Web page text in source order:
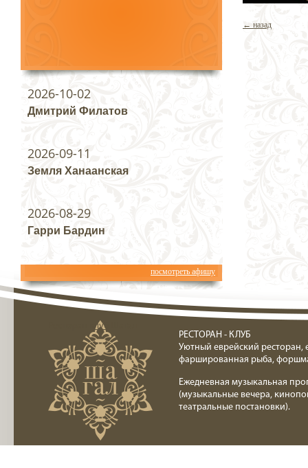
← назад
2026-10-02
Дмитрий Филатов
2026-09-11
Земля Ханаанская
2026-08-29
Гарри Бардин
посмотреть афишу
Ресторан клуб Шагал
РЕСТОРАН - КЛУБ
Уютный еврейский ресторан,
фаршированная рыба,
Ежедневная музыкальная
(музыкальные вечера,
театральные постановки).